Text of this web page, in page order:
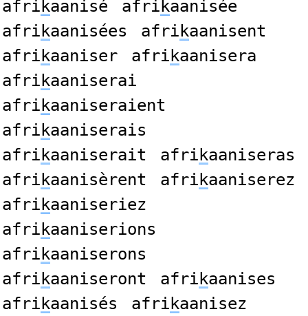
afri kaanisé afri kaanisée
afri kaanisées afri kaanisent
afri kaaniser afri kaanisera
afri kaaniserai
afri kaaniseraient
afri kaaniserais
afri kaaniserait afri kaaniseras
afri kaanisèrent afri kaaniserez
afri kaaniseriez
afri kaaniserions
afri kaaniserons
afri kaaniseront afri kaanises
afri kaanisés afri kaanisez